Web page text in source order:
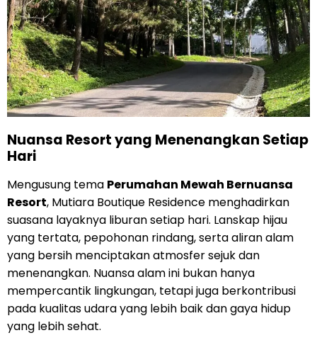
Nuansa Resort yang Menenangkan Setiap
Hari
Mengusung tema Perumahan Mewah Bernuansa
Resort, Mutiara Boutique Residence menghadirkan
suasana layaknya liburan setiap hari. Lanskap hijau
yang tertata, pepohonan rindang, serta aliran alam
yang bersih menciptakan atmosfer sejuk dan
menenangkan. Nuansa alam ini bukan hanya
mempercantik lingkungan, tetapi juga berkontribusi
pada kualitas udara yang lebih baik dan gaya hidup
yang lebih sehat.